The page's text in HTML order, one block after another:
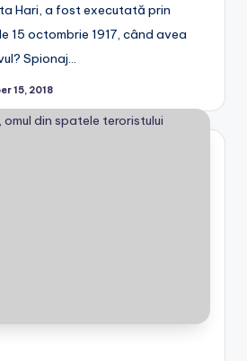
Hari, a fost executată prin
15 octombrie 1917, când avea
Spionaj…
15, 2018